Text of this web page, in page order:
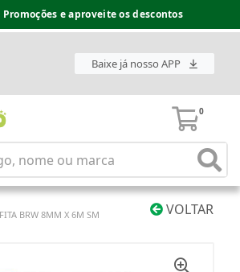
Promoções e aproveite os descontos
Baixe já nosso APP
0
VOLTAR
BRW 8MM X 6M SM